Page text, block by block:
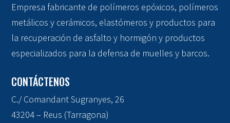
Empresa fabricante de polímeros epóxicos, polímeros
metálicos y cerámicos, elastómeros y productos para
la recuperación de asfalto y hormigón y productos
especializados para la defensa de muelles y barcos.
CONTÁCTENOS
C./ Comandant Sugranyes, 26
43204 – Reus (Tarragona)